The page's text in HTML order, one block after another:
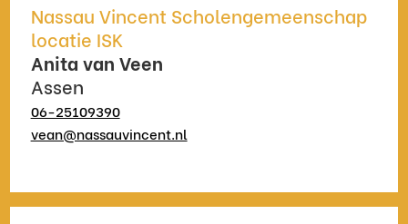
Nassau Vincent Scholengemeenschap
locatie ISK
Anita van Veen
Assen
06-25109390
vean@nassauvincent.nl